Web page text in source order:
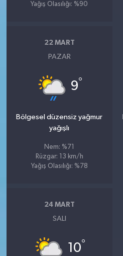
Yağış Olasılığı: %90
22 MART
PAZAR
9°
Bölgesel düzensiz yağmur
yağışlı
Nem: %71
Rüzgar: 13 km/h
Yağış Olasılığı: %78
24 MART
SALI
10°